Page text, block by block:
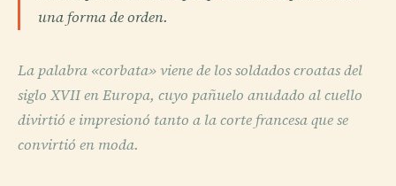
una forma de orden.
La palabra «corbata» viene de los soldados croatas del
siglo XVII en Europa, cuyo pañuelo anudado al cuello
divirtió e impresionó tanto a la corte francesa que se
convirtió en moda.